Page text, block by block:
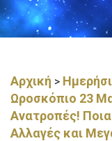
Αρχική >
Ωροσκόπιο 23
Ανατροπές!
Αλλαγές και